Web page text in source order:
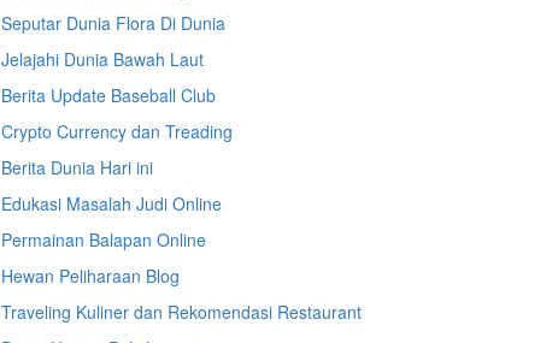
Seputar Dunia Flora Di Dunia
Jelajahi Dunia Bawah Laut
Berita Update Baseball Club
Crypto Currency dan Treading
Berita Dunia Hari ini
Edukasi Masalah Judi Online
Permainan Balapan Online
Hewan Peliharaan Blog
Traveling Kuliner dan Rekomendasi Restaurant